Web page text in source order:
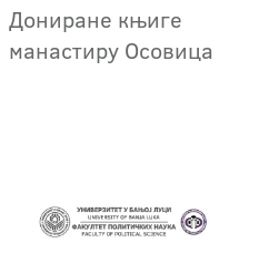
Дониране књиге
манастиру Осовица